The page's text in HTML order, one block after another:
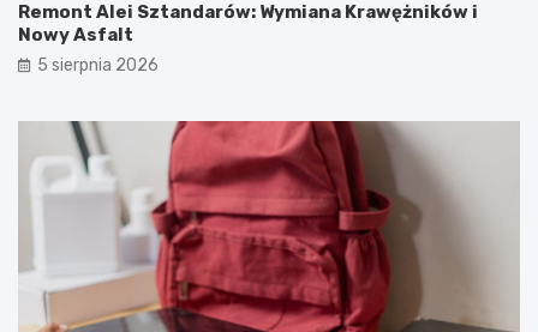
Remont Alei Sztandarów: Wymiana Krawężników i
Nowy Asfalt
5 sierpnia 2026